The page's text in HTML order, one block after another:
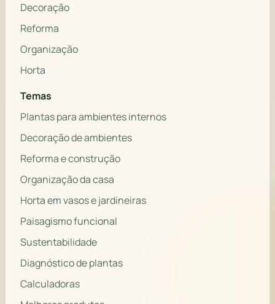
Decoração
Reforma
Organização
Horta
Temas
Plantas para ambientes internos
Decoração de ambientes
Reforma e construção
Organização da casa
Horta em vasos e jardineiras
Paisagismo funcional
Sustentabilidade
Diagnóstico de plantas
Calculadoras